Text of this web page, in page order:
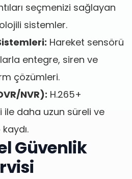
seçmenizi sağlayan
sistemler.
Hareket sensörü
entegre, siren ve
çözümleri.
NVR): H.265+
ile daha uzun süreli ve
Güvenlik